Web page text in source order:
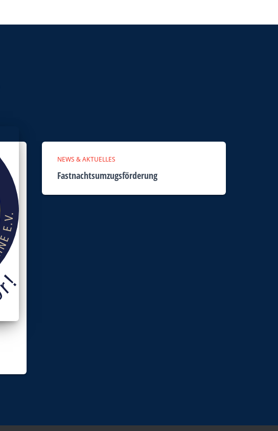
NEWS & AKTUELLES
Fastnachtsumzugsförderung